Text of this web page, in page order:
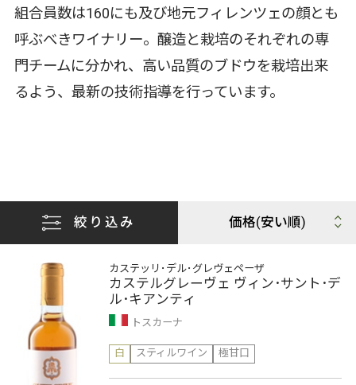
組合員数は160にも及び地元フィレンツェの顔とも
呼ぶべきワイナリー。醸造と栽培のそれぞれの専
門チームに分かれ、高い品質のブドウを栽培出来
るよう、最新の技術指導を行っています。
絞り込み
カステッリ･デル･グレヴェペーザ
カステルグレーヴェ ヴィン･サント･デ
ル･キアンティ
トスカーナ
白
スティルワイン 極甘口